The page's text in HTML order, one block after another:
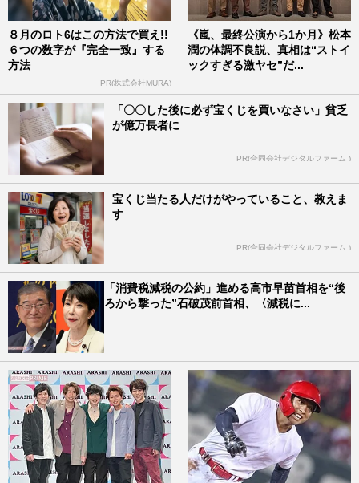
８月のロト6はこの方法で買え!!
６つの数字が『完全一致』する
方法
PR(株式会社MURA)
《嵐、最終公演から1か月》松本
潤の体調不良説、真相は“ストイ
ックすぎる激ヤセ”だ...
「〇〇した後に必ず宝くじを買いなさい」貧乏
が億万長者に
PR(合同会社デジタルファーム )
宝くじ当たる人だけがやっていること、教えま
す
PR(合同会社デジタルファーム )
「消費税減税の公約」進める高市早苗首相を“後
ろから撃った”石破茂前首相、〈減税に...